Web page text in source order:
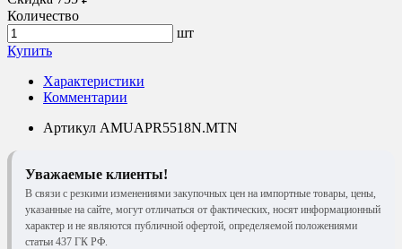
Количество
шт
Купить
Характеристики
Комментарии
Артикул AMUAPR5518N.MTN
Уважаемые клиенты!
В связи с резкими изменениями закупочных цен на импортные товары, цены,
указанные на сайте, могут отличаться от фактических, носят информационный
характер и не являются публичной офертой, определяемой положениями
статьи 437 ГК РФ.